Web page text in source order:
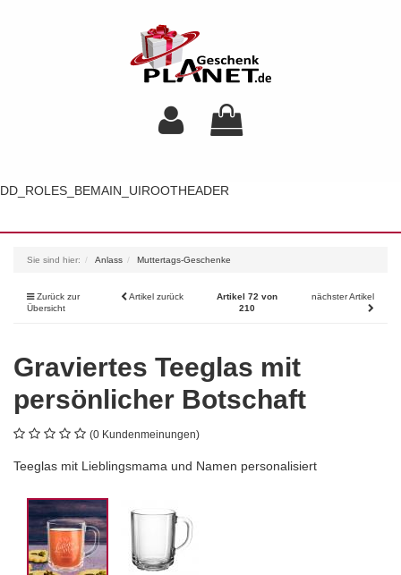
DD_ROLES_BEMAIN_UIROOTHEADER
Sie sind hier: Anlass Muttertags-Geschenke
Zurück zur
Übersicht
Artikel zurück
Artikel 72 von
210
nächster Artikel
Graviertes Teeglas mit
persönlicher Botschaft
(0 Kundenmeinungen)
Teeglas mit Lieblingsmama und Namen personalisiert